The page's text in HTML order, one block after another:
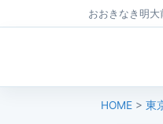
おおきなき明
HOME > 東